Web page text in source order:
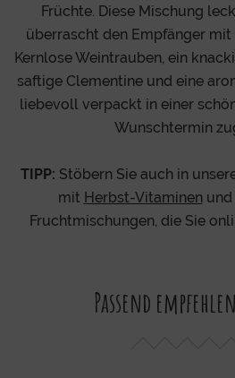
Früchte. Diese Mischung
überrascht den Empfänger mit
Kernlose Weintrauben, ein
saftige Clementine und eine
liebevoll verpackt in einer
Wunschtermin
TIPP: Stöbern Sie auch in
mit Herbst-Vitaminenund
Fruchtmischungen, die Sie
Passend